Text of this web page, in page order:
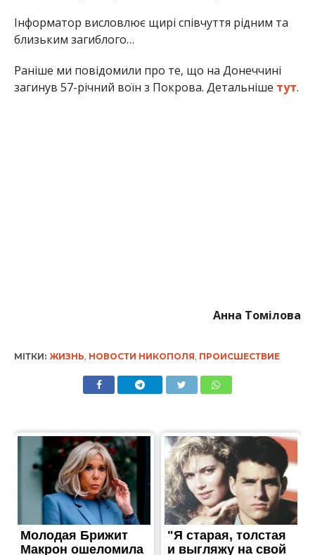
Інформатор висловлює щирі співчуття рідним та
близьким загиблого…
Раніше ми повідомили про те, що на Донеччині
загинув 57-річний воїн з Покрова. Детальніше тут.